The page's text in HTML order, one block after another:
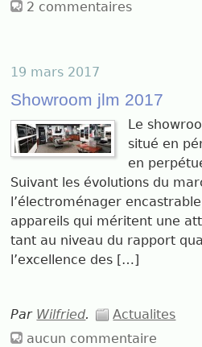
2 commentaires
19 mars 2017
Showroom jlm 2017
Le
situé en
en
Suivant les évolutions du
l’électroménager
appareils qui méritent une
tant au niveau du rapport
l’excellence des […]
Par Wilfried.
Actualites
aucun commentaire